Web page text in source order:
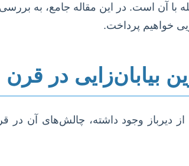
با آن است. در این مقاله جامع، به
خواهیم پرداخت.
بیابان‌زایی در قرن ۲۱
از دیرباز وجود داشته، چالش‌های آن